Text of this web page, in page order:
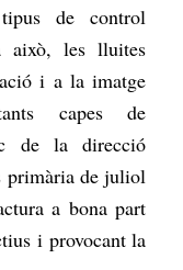
de control
això, les lluites
i a la imatge
capes de
de la direcció
primària de juliol
a bona part
i provocant la